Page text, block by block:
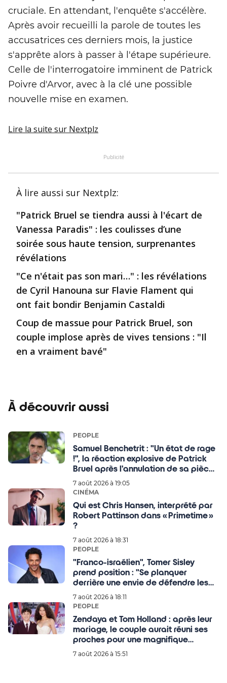
cruciale. En attendant, l'enquête s'accélère.
Après avoir recueilli la parole de toutes les
accusatrices ces derniers mois, la justice
s'apprête alors à passer à l'étape supérieure.
Celle de l'interrogatoire imminent de Patrick
Poivre d'Arvor, avec à la clé une possible
nouvelle mise en examen.
Lire la suite sur Nextplz
Publicité
À lire aussi sur Nextplz:
"Patrick Bruel se tiendra aussi à l'écart de
Vanessa Paradis" : les coulisses d’une
soirée sous haute tension, surprenantes
révélations
"Ce n'était pas son mari…" : les révélations
de Cyril Hanouna sur Flavie Flament qui
ont fait bondir Benjamin Castaldi
Coup de massue pour Patrick Bruel, son
couple implose après de vives tensions : "Il
en a vraiment bavé"
À découvrir aussi
PEOPLE
Samuel Benchetrit : "Un état de rage
!", la réaction explosive de Patrick
Bruel après l'annulation de sa pièce
de théâtre
7 août 2026 à 19:05
CINÉMA
Qui est Chris Hansen, interprété par
Robert Pattinson dans « Primetime »
?
7 août 2026 à 18:31
PEOPLE
"Franco-israélien", Tomer Sisley
prend position : "Se planquer
derrière une envie de défendre les
Palestiniens, c'est de
l'antisémitisme."
7 août 2026 à 18:11
PEOPLE
Zendaya et Tom Holland : après leur
mariage, le couple aurait réuni ses
proches pour une magnifique
célébration au Royaume-Uni ce
7 août 2026 à 15:51